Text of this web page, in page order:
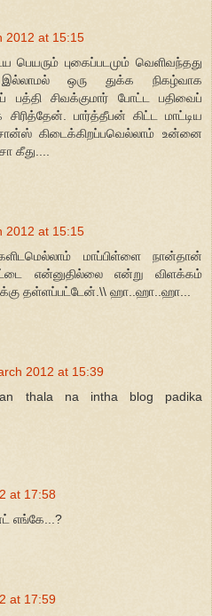
2012 at 15:15
பெயரும் புகைப்படமும் வெளிவந்தது
ஒரு துக்க நிகழ்வாக
பத்தி சிவக்குமார் போட்ட பதிவைப்
சிரித்தேன். பார்த்தீபன் கிட்ட மாட்டிய
சான்ஸ் கிடைக்கிறப்பவெல்லாம் உன்னை
கீது....
2012 at 15:15
மாப்பிள்ளை நான்தான்
என்னுதில்லை என்று விளக்கம்
தள்ளப்பட்டேன்.\\ ஹா..ஹா..ஹா...
2012 at 15:39
thala na intha blog padika
at 17:58
எங்கே...?
at 17:59